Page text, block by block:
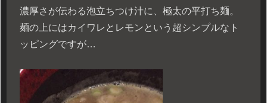
濃厚さが伝わる泡立ちつけ汁に、極太の平打ち麺。
麺の上にはカイワレとレモンという超シンプルなト
ッピングですが…